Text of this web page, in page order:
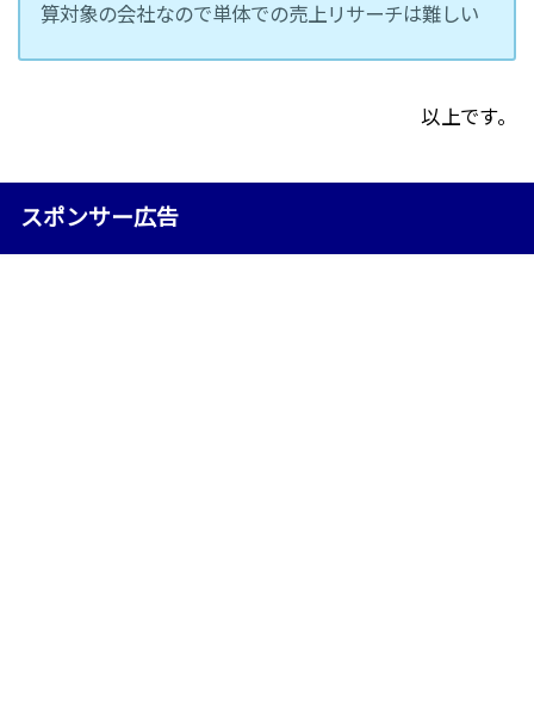
算対象の会社なので単体での売上リサーチは難しい
以上です。
スポンサー広告